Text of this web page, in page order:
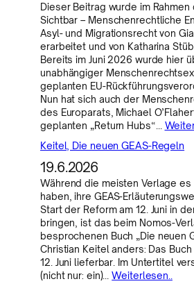
Dieser Beitrag wurde im
Sichtbar – Menschenrechtliche
Asyl- und Migrationsrecht von
erarbeitet und von Katharina
Bereits im Juni 2026 wurde hier
unabhängiger
geplanten EU-
Nun hat sich auch der
des Europarats, Michael
geplanten „Return Hubs“…
Keitel, Die neuen GEAS-Regeln
19.6.2026
Während die meisten Verlage
haben, ihre GEAS-
Start der Reform am 12. Juni in
bringen, ist das beim Nomos-
besprochenen Buch „Die neuen
Christian Keitel anders: Das
12. Juni lieferbar. Im Untertitel
(nicht nur: ein)…Weiterlesen..